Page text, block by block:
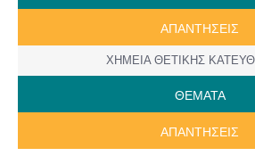
ΑΠΑΝΤΗΣΕΙΣ
ΧΗΜΕΙΑ ΘΕΤΙΚΗΣ
ΘΕΜΑΤΑ
ΑΠΑΝΤΗΣΕΙΣ